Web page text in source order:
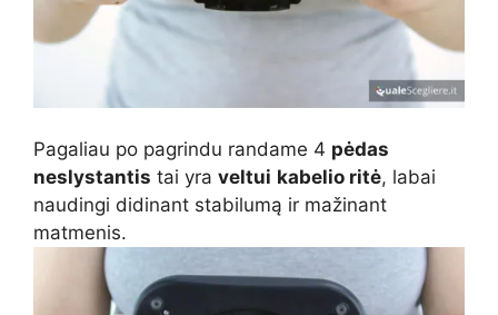
Pagaliau po pagrindu randame 4 pėdas
neslystantis tai yra veltui kabelio ritė, labai
naudingi didinant stabilumą ir mažinant
matmenis.